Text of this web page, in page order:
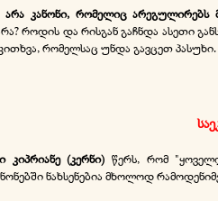
კანონი, რომელიც არეგულირებს
როდის და რისგან გაჩნდა ასეთი
რომელსაც უნდა გავცეთ პასუხი.
კიპრიანე (კერნი) წერს, რომ
ნახსენებია მხოლოდ